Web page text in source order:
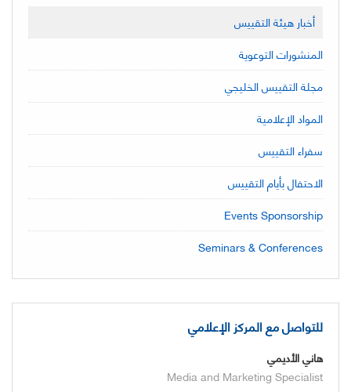
أخبار هيئة التقييس
المنشورات التوعوية
مجلة التقييس الخليجي
المواد الإعلامية
سفراء التقييس
الاحتفال بأيام التقييس
Events Sponsorship
Seminars & Conferences
للتواصل مع المركز الإعلامي
هاني الأديمي
Media and Marketing Specialist